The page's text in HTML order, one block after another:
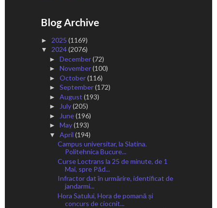
Blog Archive
► 2025 (1169)
▼ 2024(2076)
► December(72)
► November(100)
► October(116)
► September(172)
► August (193)
► July(205)
► June(196)
► May(193)
▼ April (194)
Campus universitar, la Slatina.
Politehnica Bucure...
Curse Loctrans la 25 de minute, de 1
Mai, spre Păd...
Infractor dat în urmărire, identificat de
jandarmi...
Hora Satului, Hora de pomană și
concurs de ciocnit...